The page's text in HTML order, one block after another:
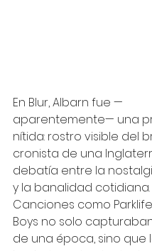
En Blur, Albarn fue —
aparentemente— una
nítida: rostro visible del
cronista de una
debatía entre la
y la banalidad cotidiana.
Canciones como
Boys no solo
de una época, sino que